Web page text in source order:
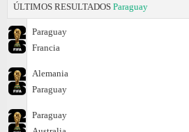
ÚLTIMOS RESULTADOS Paraguay
Paraguay
Francia
Alemania
Paraguay
Paraguay